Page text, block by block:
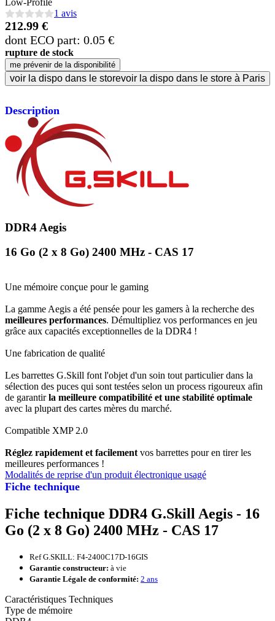
Low-Profile
1 avis
212.99 €
dont ECO part: 0.05 €
rupture de stock
me prévenir de la disponibilité
voir la dispo dans le storevoir la dispo dans le store à Paris
Description
Fiche technique
DDR4 Aegis
16 Go (2 x 8 Go) 2400 MHz - CAS 17
Une mémoire conçue pour le gaming
La gamme Aegis a été pensée pour les gamers à la recherche des
meilleures performances. Démultipliez vos performances en jeu
grâce aux capacités exceptionnelles de la DDR4 !
Une fabrication de qualité
Les barrettes G.Skill font l'objet d'un soin tout particulier dans la
sélection des puces qui sont testées selon un process rigoureux afin
de garantirla meilleure compatibilité et une stabilité optimale
avec la plupart des cartes mères du marché.
Compatible XMP 2.0
Réglez rapidement et facilement vos barrettes pour en tirer les
meilleures performances !
Modalités de reprise d'un produit électronique usagé
Fiche technique DDR4 G.Skill Aegis - 16
Go (2 x 8 Go) 2400 MHz - CAS 17
Ref G.SKILL: F4-2400C17D-16GIS
Garantie constructeur: à vie
Garantie Légale de conformité: 2 ans
Caractéristiques Techniques
Type de mémoire